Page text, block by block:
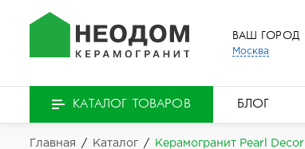
ВАШ ГОРОД
Москва
КАТАЛОГ ТОВАРОВ БЛОГ
Главная / Каталог / Керамогранит Pearl